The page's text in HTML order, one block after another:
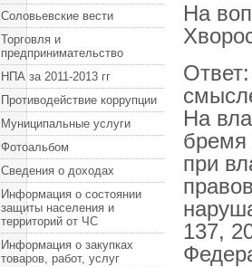
Соловьевские вести
Торговля и
предпринимательство
НПА за 2011-2013 гг
Противодействие коррупции
Муниципальные услуги
Фотоальбом
Сведения о доходах
Информация о состоянии
защиты населения и
территорий от ЧС
Информация о закупках
товаров, работ, услуг
На
На
бремя
при
137,